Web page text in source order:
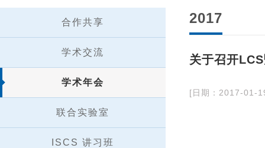
合作共享
学术交流
学术年会
联合实验室
ISCS 讲习班
2017
关于召开
[日期：2017-01-